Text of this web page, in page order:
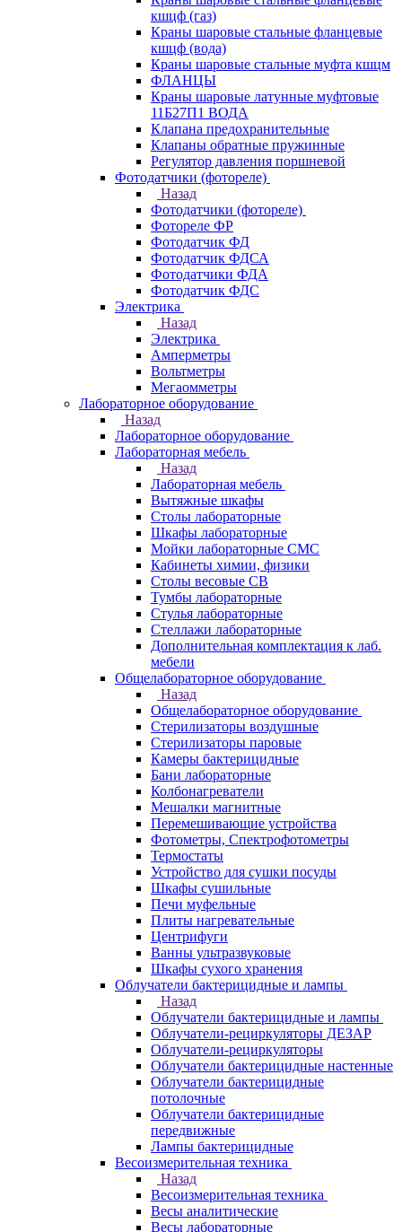
кшцф (газ)
Краны шаровые стальные фланцевые
кшцф (вода)
Краны шаровые стальные муфта кшцм
ФЛАНЦЫ
Краны шаровые латунные муфтовые
11Б27П1 ВОДА
Клапана предохранительные
Клапаны обратные пружинные
Регулятор давления поршневой
Фотодатчики (фотореле)
Назад
Фотодатчики (фотореле)
Фотореле ФР
Фотодатчик ФД
Фотодатчик ФДСА
Фотодатчики ФДА
Фотодатчик ФДС
Электрика
Назад
Электрика
Амперметры
Вольтметры
Мегаомметры
Лабораторное оборудование
Назад
Лабораторное оборудование
Лабораторная мебель
Назад
Лабораторная мебель
Вытяжные шкафы
Столы лабораторные
Шкафы лабораторные
Мойки лабораторные СМС
Кабинеты химии, физики
Столы весовые СВ
Тумбы лабораторные
Стулья лабораторные
Стеллажи лабораторные
Дополнительная комплектация к лаб.
мебели
Общелабораторное оборудование
Назад
Общелабораторное оборудование
Стерилизаторы воздушные
Стерилизаторы паровые
Камеры бактерицидные
Бани лабораторные
Колбонагреватели
Мешалки магнитные
Перемешивающие устройства
Фотометры, Спектрофотометры
Термостаты
Устройство для сушки посуды
Шкафы сушильные
Печи муфельные
Плиты нагревательные
Центрифуги
Ванны ультразвуковые
Шкафы сухого хранения
Облучатели бактерицидные и лампы
Назад
Облучатели бактерицидные и лампы
Облучатели-рециркуляторы ДЕЗАР
Облучатели-рециркуляторы
Облучатели бактерицидные настенные
Облучатели бактерицидные
потолочные
Облучатели бактерицидные
передвижные
Лампы бактерицидные
Весоизмерительная техника
Назад
Весоизмерительная техника
Весы аналитические
Весы лабораторные